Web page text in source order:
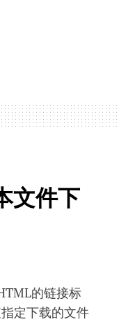
文件下
的链接标
定下载的文件